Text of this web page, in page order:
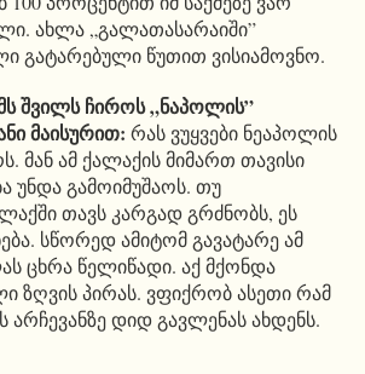
ახლა „გალათასარაიში”
გატარებული წუთით ვისიამოვნო.
შვილს ჩიროს „ნაპოლის”
მაისურით: რას ვუყვები ნეაპოლის
მან ამ ქალაქის მიმართ თავისი
უნდა გამოიმუშაოს. თუ
თავს კარგად გრძნობს, ეს
სწორედ ამიტომ გავატარე ამ
ცხრა წელიწადი. აქ მქონდა
ზღვის პირას. ვფიქრობ ასეთი რამ
დიდ გავლენას ახდენს.